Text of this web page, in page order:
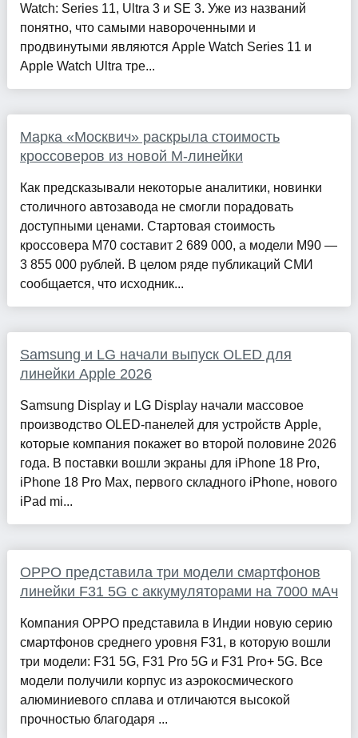
Watch: Series 11, Ultra 3 и SE 3. Уже из названий
понятно, что самыми навороченными и
продвинутыми являются Apple Watch Series 11 и
Apple Watch Ultra тре...
Марка «Москвич» раскрыла стоимость
кроссоверов из новой М-линейки
Как предсказывали некоторые аналитики, новинки
столичного автозавода не смогли порадовать
доступными ценами. Стартовая стоимость
кроссовера М70 составит 2 689 000, а модели М90 —
3 855 000 рублей. В целом ряде публикаций СМИ
сообщается, что исходник...
Samsung и LG начали выпуск OLED для
линейки Apple 2026
Samsung Display и LG Display начали массовое
производство OLED-панелей для устройств Apple,
которые компания покажет во второй половине 2026
года. В поставки вошли экраны для iPhone 18 Pro,
iPhone 18 Pro Max, первого складного iPhone, нового
iPad mi...
OPPO представила три модели смартфонов
линейки F31 5G с аккумуляторами на 7000 мАч
Компания OPPO представила в Индии новую серию
смартфонов среднего уровня F31, в которую вошли
три модели: F31 5G, F31 Pro 5G и F31 Pro+ 5G. Все
модели получили корпус из аэрокосмического
алюминиевого сплава и отличаются высокой
прочностью благодаря ...